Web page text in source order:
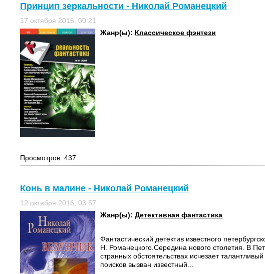
Принцип зеркальности - Николай Романецкий
17 октября 2016, 00:21
Жанр(ы): Классическое фэнтези
Просмотров: 437
Конь в малине - Николай Романецкий
12 октября 2016, 03:57
Жанр(ы):Детективная фантастика
Фантастический детектив известного
Н. Романецкого.Середина нового столетия. В
странных обстоятельствах исчезает
поисков вызван известный...